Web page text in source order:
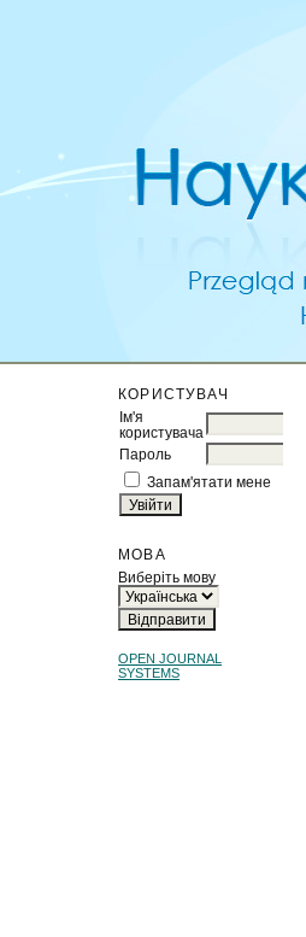
КОРИСТУВАЧ
Ім'я
користувача
Пароль
Запам'ятати мене
МОВА
Виберіть мову
OPEN JOURNAL
SYSTEMS